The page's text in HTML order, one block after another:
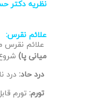
نظریه دکتر
علائم نقرس:
علائم نقرس
میانی پا)
درد حاد: درد
تورم: تورم